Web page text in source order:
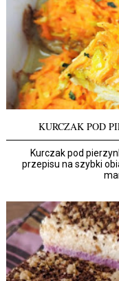
KURCZAK POD
Kurczak pod
przepisu na szybki